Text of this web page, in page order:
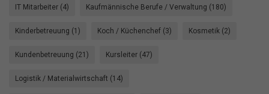
IT Mitarbeiter (4) Kaufmännische Berufe / Verwaltung (180)
Kinderbetreuung (1) Koch / Küchenchef (3) Kosmetik (2)
Kundenbetreuung (21) Kursleiter (47)
Logistik / Materialwirtschaft (14)